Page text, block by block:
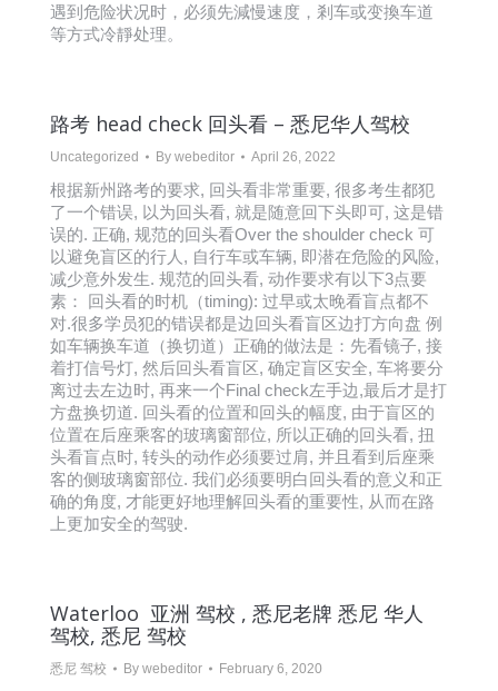
遇到危险状况时，必须先減慢速度，剎车或变換车道
等方式冷靜处理。
路考 head check 回头看 – 悉尼华人驾校
Uncategorized By webeditor April 26, 2022
根据新州路考的要求, 回头看非常重要, 很多考生都犯
了一个错误, 以为回头看, 就是随意回下头即可, 这是错
误的. 正确, 规范的回头看Over the shoulder check 可
以避免盲区的行人, 自行车或车辆, 即潜在危险的风险,
减少意外发生. 规范的回头看, 动作要求有以下3点要
素： 回头看的时机（timing): 过早或太晚看盲点都不
对.很多学员犯的错误都是边回头看盲区边打方向盘 例
如车辆换车道（换切道）正确的做法是：先看镜子, 接
着打信号灯, 然后回头看盲区, 确定盲区安全, 车将要分
离过去左边时, 再来一个Final check左手边,最后才是打
方盘换切道. 回头看的位置和回头的幅度, 由于盲区的
位置在后座乘客的玻璃窗部位, 所以正确的回头看, 扭
头看盲点时, 转头的动作必须要过肩, 并且看到后座乘
客的侧玻璃窗部位. 我们必须要明白回头看的意义和正
确的角度, 才能更好地理解回头看的重要性, 从而在路
上更加安全的驾驶.
Waterloo 亚洲 驾校 , 悉尼老牌 悉尼 华人
驾校, 悉尼 驾校
悉尼 驾校 By webeditor February 6, 2020